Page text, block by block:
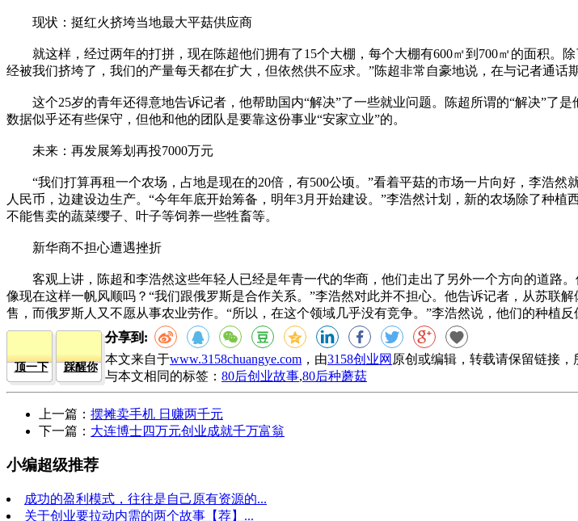
现状：挺红火挤垮当地最大平菇供应商
就这样，经过两年的打拼，现在陈超他们拥有了15个大棚，每个大棚有600㎡到700㎡的面积。
经被我们挤垮了，我们的产量每天都在扩大，但依然供不应求。”陈超非常自豪地说，在与记者通话
这个25岁的青年还得意地告诉记者，他帮助国内“解决”了一些就业问题。陈超所谓的“解决”了
数据似乎还有些保守，但他和他的团队是要靠这份事业“安家立业”的。
未来：再发展筹划再投7000万元
“我们打算再租一个农场，占地是现在的20倍，有500公顷。”看着平菇的市场一片向好，李浩然
人民币，边建设边生产。“今年年底开始筹备，明年3月开始建设。”李浩然计划，新的农场除了种
不能售卖的蔬菜缨子、叶子等饲养一些牲畜等。
新华商不担心遭遇挫折
客观上讲，陈超和李浩然这些年轻人已经是年青一代的华商，他们走出了另外一个方向的道路
像现在这样一帆风顺吗？“我们跟俄罗斯是合作关系。”李浩然对此并不担心。他告诉记者，从苏联
售，而俄罗斯人又不愿从事农业劳作。“所以，在这个领域几乎没有竞争。”李浩然说，他们的种植反
顶一下 踩醒你
分享到:
本文来自于www.3158chuangye.com ，由3158创业网 原创或编辑，转载请保留链接，
与本文相同的标签： 80后创业故事,80后种蘑菇
上一篇： 摆摊卖手机 日赚两千元
下一篇： 大连博士四万元创业成就千万富翁
小编超级推荐
成功的盈利模式，往往是自己原有资源的...
关于创业要拉动内需的两个故事【荐】...